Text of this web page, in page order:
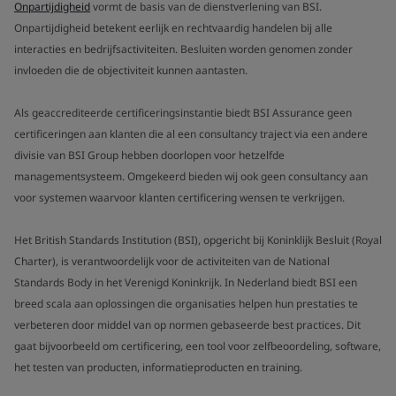
Onpartijdigheidvormt de basis van de dienstverlening van BSI.
Onpartijdigheid betekent eerlijk en rechtvaardig handelen bij alle
interacties en bedrijfsactiviteiten. Besluiten worden genomen zonder
invloeden die de objectiviteit kunnen aantasten.
Als geaccrediteerde certificeringsinstantie biedt BSI Assurance geen
certificeringen aan klanten die al een consultancy traject via een andere
divisie van BSI Group hebben doorlopen voor hetzelfde
managementsysteem. Omgekeerd bieden wij ook geen consultancy aan
voor systemen waarvoor klanten certificering wensen te verkrijgen.
Het British Standards Institution (BSI), opgericht bij Koninklijk Besluit (Royal
Charter), is verantwoordelijk voor de activiteiten van de National
Standards Body in het Verenigd Koninkrijk. In Nederland biedt BSI een
breed scala aan oplossingen die organisaties helpen hun prestaties te
verbeteren door middel van op normen gebaseerde best practices. Dit
gaat bijvoorbeeld om certificering, een tool voor zelfbeoordeling, software,
het testen van producten, informatieproducten en training.